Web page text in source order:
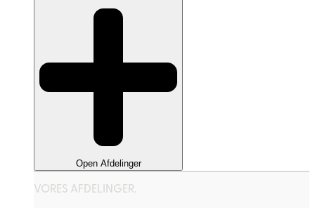
Open Afdelinger
VORES AFDELINGER.